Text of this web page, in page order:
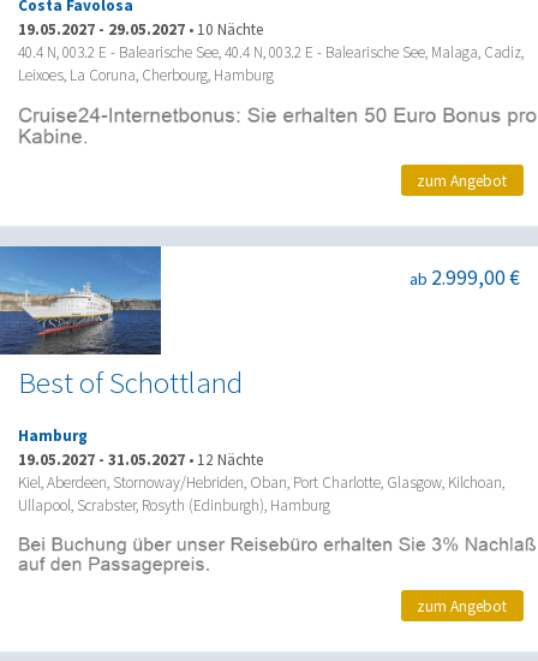
Costa Favolosa
19.05.2027 - 29.05.2027 • 10 Nächte
40.4 N, 003.2 E - Balearische See, 40.4 N, 003.2 E - Balearische See, Malaga, Cadiz,
Leixoes, La Coruna, Cherbourg, Hamburg
zum Angebot
Best of Schottland
ab 2.999,00 €
Hamburg
19.05.2027 - 31.05.2027 • 12 Nächte
Kiel, Aberdeen, Stornoway/Hebriden, Oban, Port Charlotte, Glasgow, Kilchoan,
Ullapool, Scrabster, Rosyth (Edinburgh), Hamburg
zum Angebot